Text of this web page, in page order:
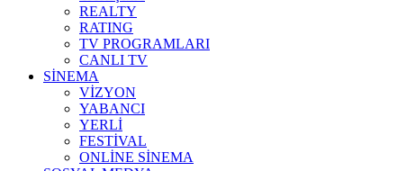
REALTY
RATING
TV PROGRAMLARI
CANLI TV
SİNEMA
VİZYON
YABANCI
YERLİ
FESTİVAL
ONLİNE SİNEMA